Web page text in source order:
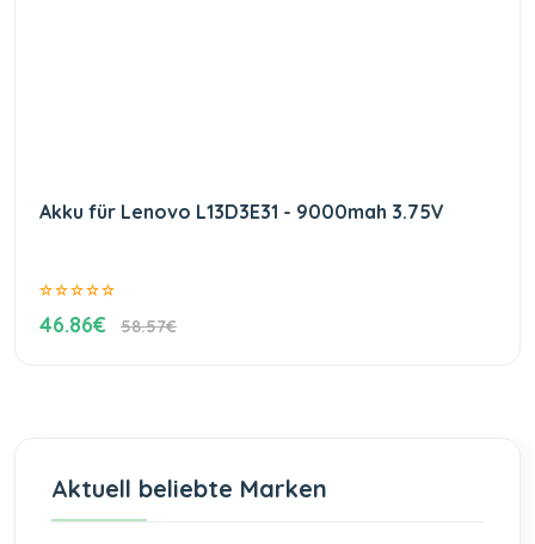
Akku für Lenovo L13D3E31 - 9000mah 3.75V
46.86€ 58.57€
Aktuell beliebte Marken